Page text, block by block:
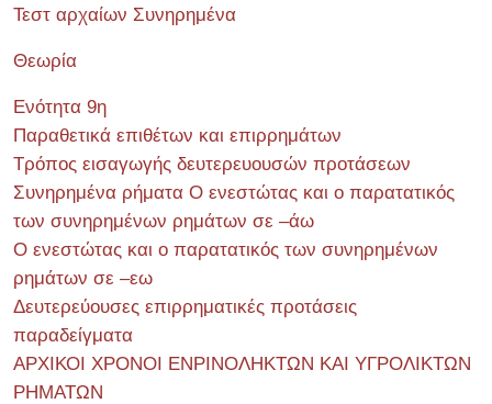
Τεστ αρχαίων Συνηρημένα
Θεωρία
Ενότητα 9η
Παραθετικά επιθέτων και επιρρημάτων
Τρόπος εισαγωγής δευτερευουσών προτάσεων
Συνηρημένα ρήματα Ο ενεστώτας και ο παρατατικός
των συνηρημένων ρημάτων σε –άω
Ο ενεστώτας και ο παρατατικός των συνηρημένων
ρημάτων σε –εω
Δευτερεύουσες επιρρηματικές προτάσεις
παραδείγματα
ΑΡΧΙΚΟΙ ΧΡΟΝΟΙ ΕΝΡΙΝΟΛΗΚΤΩΝ ΚΑΙ ΥΓΡΟΛΙΚΤΩΝ
ΡΗΜΑΤΩΝ